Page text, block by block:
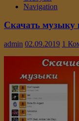
Navigation
Скачать музыку
admin 02.09.2019 1